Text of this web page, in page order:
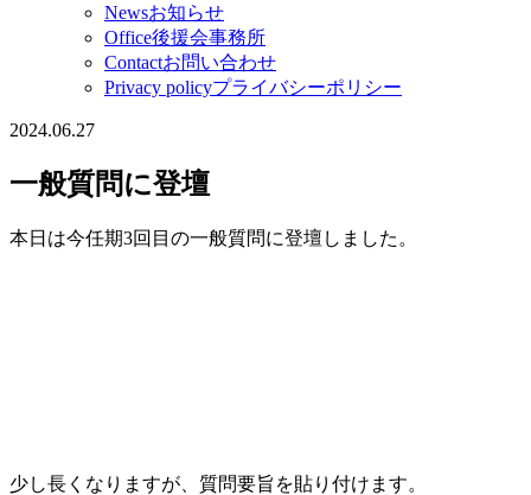
Newsお知らせ
Office後援会事務所
Contactお問い合わせ
Privacy policyプライバシーポリシー
2024.06.27
一般質問に登壇
本日は今任期3回目の一般質問に登壇しました。
少し長くなりますが、質問要旨を貼り付けます。